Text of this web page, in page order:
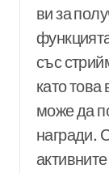
ви за
със
като
може да
награди.